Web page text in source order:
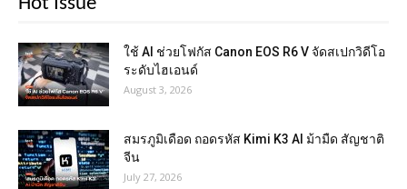
ใช้ AI ช่วยโฟกัส Canon EOS R6 V จัดสเปกวิดีโอ
ระดับไฮเอนด์
August 3, 2026
สมรภูมิเดือด ถอดรหัส Kimi K3 AI ม้ามืด สัญชาติ
จีน
July 27, 2026